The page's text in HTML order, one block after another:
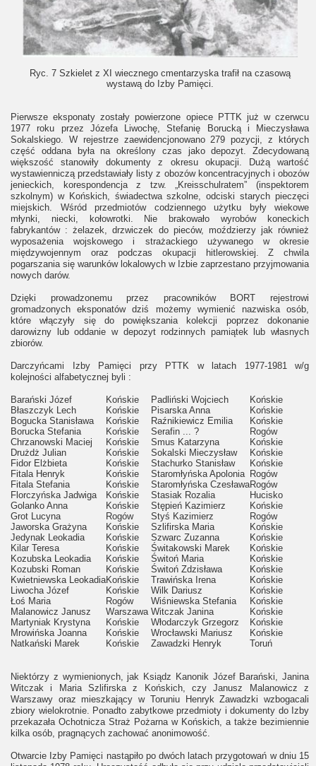
Ryc. 7 Szkielet z XI wiecznego cmentarzyska trafił na czasową
wystawą do Izby Pamięci.
Pierwsze eksponaty zostały powierzone opiece PTTK już w czerwcu
1977 roku przez Józefa Liwochę, Stefanię Borucką i Mieczysława
Sokalskiego. W rejestrze zaewidencjonowano 279 pozycji, z których
część oddana była na określony czas jako depozyt. Zdecydowaną
większość stanowiły dokumenty z okresu okupacji. Dużą wartość
wystawienniczą przedstawiały listy z obozów koncentracyjnych i obozów
jenieckich, korespondencja z tzw. „Kreisschulratem” (inspektorem
szkolnym) w Końskich, świadectwa szkolne, odciski starych pieczęci
miejskich. Wśród przedmiotów codziennego użytku były wiekowe
młynki, niecki, kołowrotki. Nie brakowało wyrobów koneckich
fabrykantów : żelazek, drzwiczek do pieców, moździerzy jak również
wyposażenia wojskowego i strażackiego używanego w okresie
międzywojennym oraz podczas okupacji hitlerowskiej. Z chwila
pogarszania się warunków lokalowych w Izbie zaprzestano przyjmowania
nowych darów.
Dzięki prowadzonemu przez pracowników BORT rejestrowi
gromadzonych eksponatów dziś możemy wymienić nazwiska osób,
które włączyły się do powiększania kolekcji poprzez dokonanie
darowizny lub oddanie w depozyt rodzinnych pamiątek lub własnych
zbiorów.
Darczyńcami Izby Pamięci przy PTTK w latach 1977-1981 w/g
kolejności alfabetycznej byli :
Barański Józef Końskie Padliński Wojciech
Końskie
Błaszczyk Lech
Końskie Pisarska Anna
Końskie
Bogucka Stanisława
Końskie Raźnikiewicz Emilia
Końskie
Borucka Stefania
Końskie Serafin ... ?
Rogów
Chrzanowski Maciej
Końskie Smus Katarzyna
Końskie
Drużdż Julian
Końskie Sokalski Mieczysław
Końskie
Fidor Elżbieta
Końskie Stachurko Stanisław
Końskie
Fitala Henryk
Końskie Staromłyńska Apolonia Rogów
Fitala Stefania
Końskie Staromłyńska CzesławaRogów
Florczyńska Jadwiga
Końskie Stasiak Rozalia
Hucisko
Golanko Anna
Końskie Stępień Kazimierz
Końskie
Grot Lucyna
Rogów Styś Kazimierz
Rogów
Jaworska Grażyna
Końskie Szlifirska Maria
Końskie
Jedynak Leokadia
Końskie Szwarc Zuzanna
Końskie
Kilar Teresa
Końskie Świtakowski Marek
Końskie
Kozubska Leokadia
Końskie Świtoń Maria
Końskie
Kozubski Roman
Końskie Świtoń Zdzisława
Końskie
Kwietniewska LeokadiaKońskie Trawińska Irena
Końskie
Liwocha Józef
Końskie Wilk Dariusz
Końskie
Łoś Maria
Rogów Wiśniewska Stefania
Końskie
Malanowicz Janusz
Warszawa Witczak Janina
Końskie
Martyniak Krystyna
Końskie Włodarczyk Grzegorz
Końskie
Mrowińska Joanna
Końskie Wrocławski Mariusz
Końskie
Natkański Marek
Końskie Zawadzki Henryk Toruń
Niektórzy z wymienionych, jak Ksiądz Kanonik Józef Barański, Janina
Witczak i Maria Szlifirska z Końskich, czy Janusz Malanowicz z
Warszawy oraz mieszkający w Toruniu Henryk Zawadzki wzbogacali
zbiory wielokrotnie. Ponadto zabytkowe przedmioty i dokumenty do Izby
przekazała Ochotnicza Straż Pożarna w Końskich, a także bezimiennie
kilka osób, pragnących zachować anonimowość.
Otwarcie Izby Pamięci nastąpiło po dwóch latach przygotowań w dniu 15